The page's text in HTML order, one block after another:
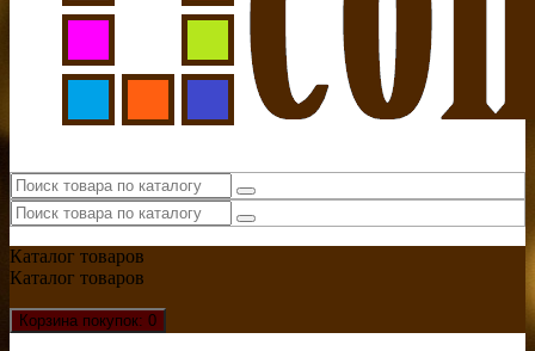
Каталог товаров
Каталог товаров
Корзина покупок: 0